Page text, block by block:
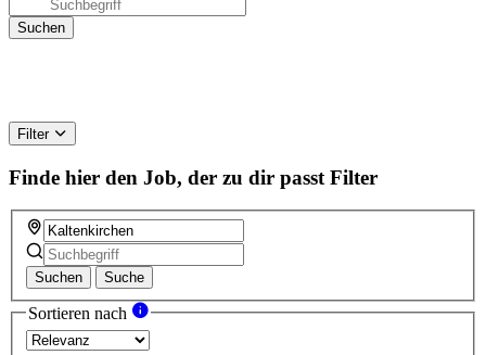
Filter
Finde hier den Job, der zu dir passt Filter
Suchen Suche
Sortieren nach